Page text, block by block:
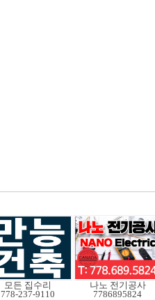
모든 집수리
778-237-9110
나노 전기공사
7786895824